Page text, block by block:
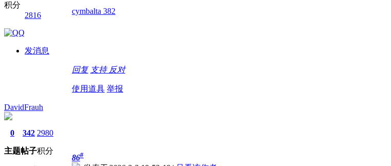
积分
2816
发消息
cymbalta 382
回复 支持 反对
使用道具 举报
DavidFrauh
0
主题
342
帖子
2980
积分
86#